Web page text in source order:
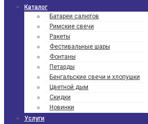
Каталог
Батареи салютов
Римские свечи
Ракеты
Фести­валь­ные шары
Фонтаны
Петарды
Бенгаль­ские свечи и хлопушки
Цветной дым
Скидки
Новинки
Услуги